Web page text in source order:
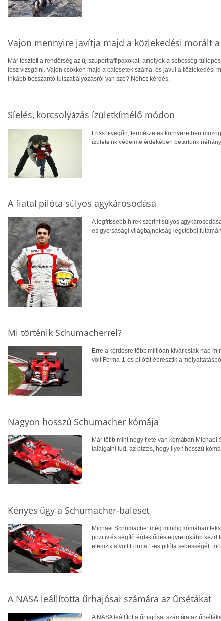
Vajon mennyire javítja majd a közlekedési morált
Már teszteli a rendőrség az új szupertraffipaxokat, amelyek a sebesség-
lesz vizsgálni. Vajon csökken majd a balesetek száma, és javul a közlekedési
inkább bosszantó túlszabályozásról van szó? Nehéz kérdés.
Síelés, korcsolyázás ízületkímélő módon
Friss levegőn, természetes környezetben
ízületeink védelme érdekében betartunk
A fiatal pilóta súlyos agykárosodása
A legfrissebb hírek szerint súlyos
es gyorsasági világbajnokság legutóbbi
Mi történik Schumacherrel?
Erre a kérdésre több millióan kíváncsiak nap
volt Forma-1-es pilótát ébresztik a
Nagyon hosszú Schumacher kómája
Már több mint négy hete van kómában
találgatni tud, az biztos, hogy ilyen hosszú
Kényes ügy a Schumacher-baleset
Michael Schumacher még mindig kómában
pozitív és segítő érdeklődés egyre inkább kezd
elemzik a volt Forma 1-es pilóta sebességét,
A NASA leállította űrhajósai számára az űrsétákat
A NASA leállította űrhajósai számára az